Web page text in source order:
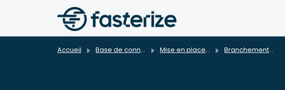
Passer au contenu principal
Accueil Base de connaissances Mise en place du service Branchement DNS